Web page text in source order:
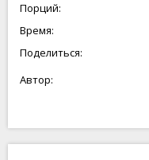
Порций:
Время:
Поделиться:
Автор: